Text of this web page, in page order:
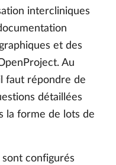
intercliniques
et des
Au
faut répondre de
détaillées
la forme de lots de
configurés